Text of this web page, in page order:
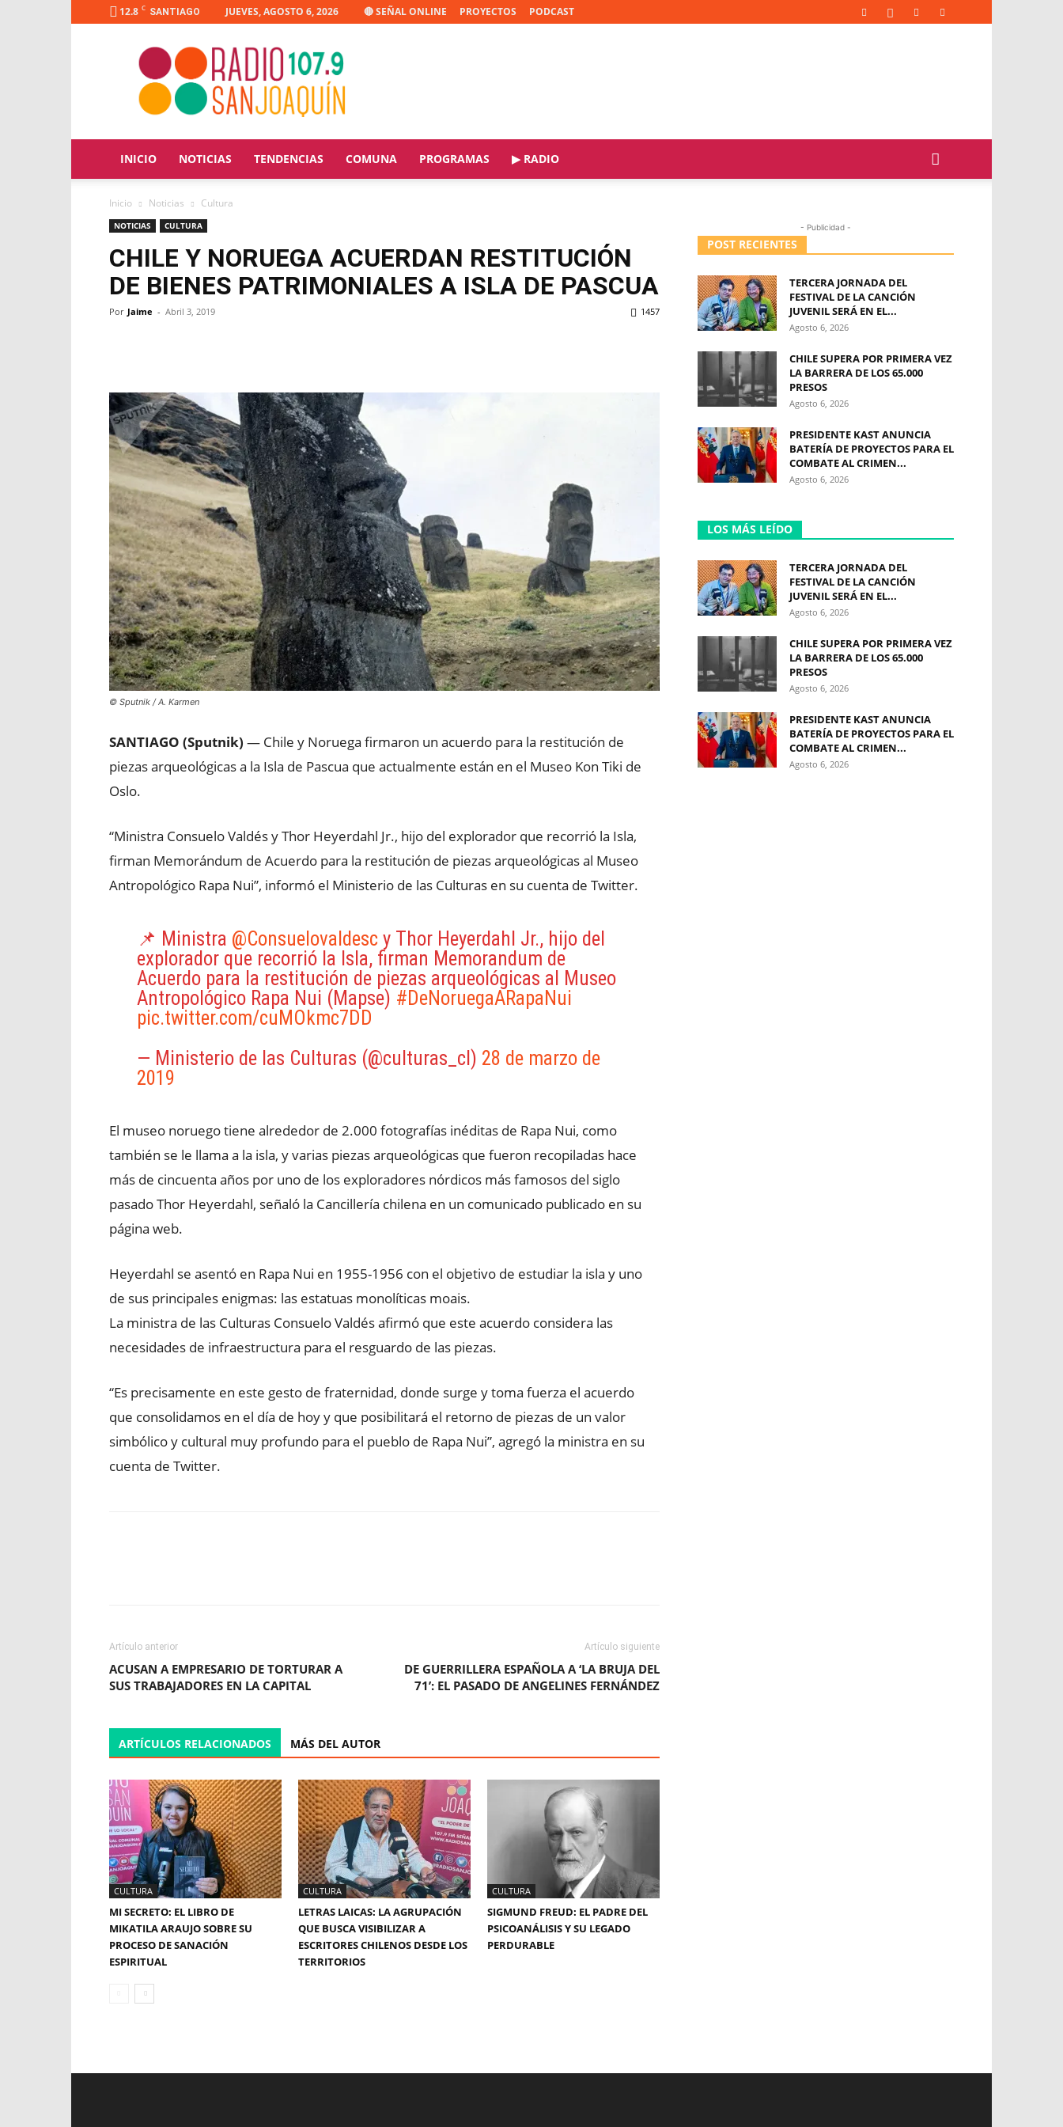
12.8 C SANTIAGO JUEVES, AGOSTO 6, 2026 🔴 SEÑAL ONLINE PROYECTOS PODCAST
Radio
Joaquín
INICIO NOTICIAS TENDENCIAS COMUNA PROGRAMAS ▶ RADIO
Inicio Noticias Cultura
NOTICIAS CULTURA
CHILE Y NORUEGA ACUERDAN RESTITUCIÓN
DE BIENES PATRIMONIALES A ISLA DE PASCUA
Por Jaime - Abril 3, 2019 1457
© Sputnik / A. Karmen
SANTIAGO (Sputnik) — Chile y Noruega firmaron un acuerdo para la restitución de
piezas arqueológicas a la Isla de Pascua que actualmente están en el Museo Kon Tiki de
Oslo.
“Ministra Consuelo Valdés y Thor Heyerdahl Jr., hijo del explorador que recorrió la Isla,
firman Memorándum de Acuerdo para la restitución de piezas arqueológicas al Museo
Antropológico Rapa Nui”, informó el Ministerio de las Culturas en su cuenta de Twitter.
📌 Ministra @Consuelovaldescy Thor Heyerdahl Jr., hijo del
explorador que recorrió la Isla, firman Memorandum de
Acuerdo para la restitución de piezas arqueológicas al Museo
Antropológico Rapa Nui (Mapse) #DeNoruegaARapaNui
pic.twitter.com/cuMOkmc7DD
— Ministerio de las Culturas (@culturas_cl) 28 de marzo de
2019
El museo noruego tiene alrededor de 2.000 fotografías inéditas de Rapa Nui, como
también se le llama a la isla, y varias piezas arqueológicas que fueron recopiladas hace
más de cincuenta años por uno de los exploradores nórdicos más famosos del siglo
pasado Thor Heyerdahl, señaló la Cancillería chilena en un comunicado publicado en su
página web.
Heyerdahl se asentó en Rapa Nui en 1955-1956 con el objetivo de estudiar la isla y uno
de sus principales enigmas: las estatuas monolíticas moais.
La ministra de las Culturas Consuelo Valdés afirmó que este acuerdo considera las
necesidades de infraestructura para el resguardo de las piezas.
“Es precisamente en este gesto de fraternidad, donde surge y toma fuerza el acuerdo
que consolidamos en el día de hoy y que posibilitará el retorno de piezas de un valor
simbólico y cultural muy profundo para el pueblo de Rapa Nui”, agregó la ministra en su
cuenta de Twitter.
Artículo anterior
ACUSAN A EMPRESARIO DE TORTURAR A
SUS TRABAJADORES EN LA CAPITAL
Artículo siguiente
DE GUERRILLERA ESPAÑOLA A ‘LA BRUJA DEL
71’: EL PASADO DE ANGELINES FERNÁNDEZ
ARTÍCULOS RELACIONADOS MÁS DEL AUTOR
CULTURA
MI SECRETO: EL LIBRO DE
MIKATILA ARAUJO SOBRE SU
PROCESO DE SANACIÓN
ESPIRITUAL
CULTURA
LETRAS LAICAS: LA AGRUPACIÓN
QUE BUSCA VISIBILIZAR A
ESCRITORES CHILENOS DESDE LOS
TERRITORIOS
CULTURA
SIGMUND FREUD: EL PADRE DEL
PSICOANÁLISIS Y SU LEGADO
PERDURABLE
- Publicidad -
POST RECIENTES
TERCERA JORNADA DEL
FESTIVAL DE LA CANCIÓN
JUVENIL SERÁ EN EL...
Agosto 6, 2026
CHILE SUPERA POR PRIMERA VEZ
LA BARRERA DE LOS 65.000
PRESOS
Agosto 6, 2026
PRESIDENTE KAST ANUNCIA
BATERÍA DE PROYECTOS PARA EL
COMBATE AL CRIMEN...
Agosto 6, 2026
LOS MÁS LEÍDO
TERCERA JORNADA DEL
FESTIVAL DE LA CANCIÓN
JUVENIL SERÁ EN EL...
Agosto 6, 2026
CHILE SUPERA POR PRIMERA VEZ
LA BARRERA DE LOS 65.000
PRESOS
Agosto 6, 2026
PRESIDENTE KAST ANUNCIA
BATERÍA DE PROYECTOS PARA EL
COMBATE AL CRIMEN...
Agosto 6, 2026